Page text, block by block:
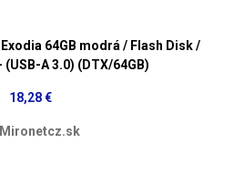
64GB modrá / Flash Disk /
(USB-A 3.0) (DTX/64GB)
18,28 €